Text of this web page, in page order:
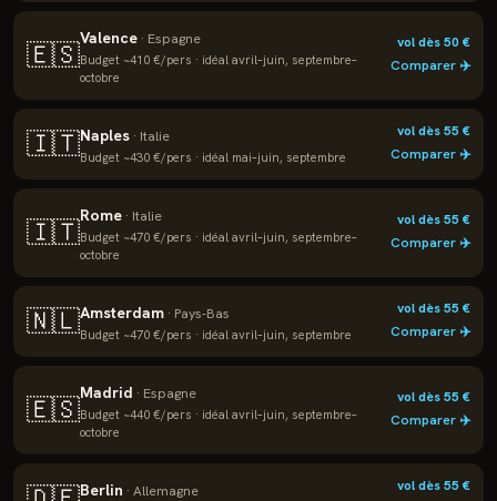
🇪🇸Valence · Espagne
Budget ~410 €/pers · idéal avril–juin, septembre–
octobre
vol dès50€
Comparer ✈️
🇮🇹Naples · Italie
Budget ~430 €/pers · idéal mai–juin, septembre
vol dès55 €
Comparer ✈️
🇮🇹Rome · Italie
Budget ~470 €/pers · idéal avril–juin, septembre–
octobre
vol dès55 €
Comparer ✈️
🇳🇱Amsterdam · Pays-Bas
Budget ~470 €/pers · idéal avril–juin, septembre
vol dès55 €
Comparer ✈️
🇪🇸Madrid · Espagne
Budget ~440 €/pers · idéal avril–juin, septembre–
octobre
vol dès55 €
Comparer ✈️
Berlin · Allemagne vol dès55 €